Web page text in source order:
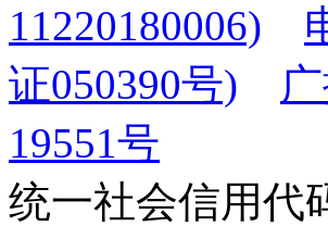
11220180006)
证050390号)
19551号
统一社会信用代